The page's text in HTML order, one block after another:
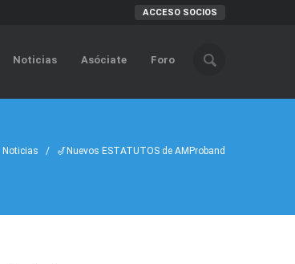
ACCESO SOCIOS
Noticias Asóciate Foro
Noticias / 🎷Nuevos ESTATUTOS de AMProband